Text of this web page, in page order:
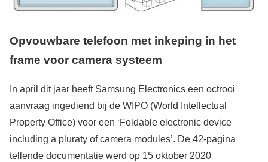
Opvouwbare telefoon met inkeping in het
frame voor camera systeem
In april dit jaar heeft Samsung Electronics een octrooi
aanvraag ingediend bij de WIPO (World Intellectual
Property Office) voor een ‘Foldable electronic device
including a pluraty of camera modules’. De 42-pagina
tellende documentatie werd op 15 oktober 2020